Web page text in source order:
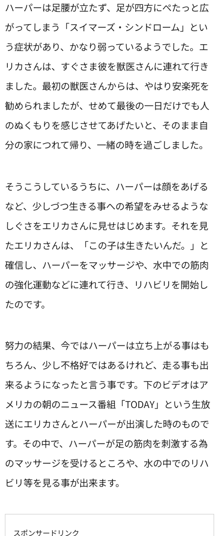
ハーパーは足腰が立たず、足が四方にぺたっと広
がってしまう「スイマーズ・シンドローム」とい
う症状があり、かなり弱っているようでした。エ
リカさんは、すぐさま彼を獣医さんに連れて行き
ました。最初の獣医さんからは、やはり安楽死を
勧められましたが、せめて最後の一日だけでも人
のぬくもりを感じさせてあげたいと、そのまま自
分の家につれて帰り、一緒の時を過ごしました。
そうこうしているうちに、ハーパーは顔をあげる
など、少しづつ生きる事への希望をみせるような
しぐさをエリカさんに見せはじめます。それを見
たエリカさんは、「この子は生きたいんだ。」と
確信し、ハーパーをマッサージや、水中での筋肉
の強化運動などに連れて行き、リハビリを開始し
たのです。
努力の結果、今ではハーパーは立ち上がる事はも
ちろん、少し不格好ではあるけれど、走る事も出
来るようになったと言う事です。下のビデオはア
メリカの朝のニュース番組「TODAY」という生放
送にエリカさんとハーパーが出演した時のもので
す。その中で、ハーパーが足の筋肉を刺激する為
のマッサージを受けるところや、水の中でのリハ
ビリ等を見る事が出来ます。
スポンサードリンク